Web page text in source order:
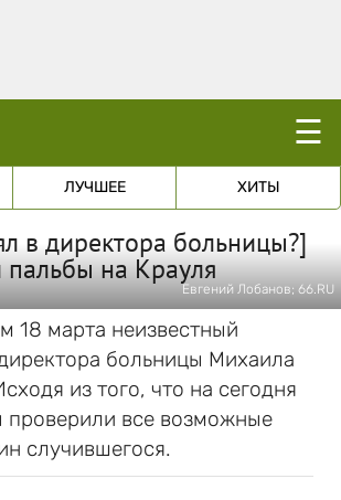
☰
ЛУЧШЕЕ ХИТЫ
в директора больницы?]
пальбы на Крауля
Евгений Лобанов; 66.RU
18 марта неизвестный
больницы Михаила
из того, что на сегодня
проверили все возможные
случившегося.